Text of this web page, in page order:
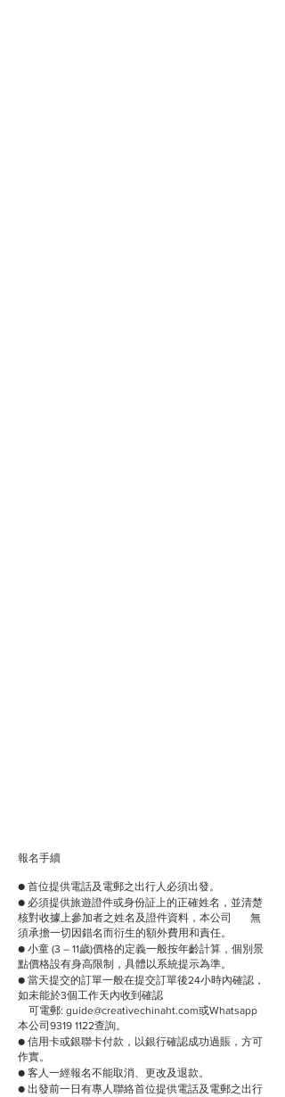
報名手續
● 首位提供電話及電郵之出行人必須出發。
● 必須提供旅遊證件或身份証上的正確姓名，並清楚
核對收據上參加者之姓名及證件資料，本公司 無
須承擔一切因錯名而衍生的額外費用和責任。
● 小童 (3 – 11歲)價格的定義一般按年齡計算，個別景
點價格設有身高限制，具體以系統提示為準。
● 當天提交的訂單一般在提交訂單後24小時內確認，
如未能於3個工作天內收到確認
可電郵: guide@creativechinaht.com或Whatsapp
本公司9319 1122查詢。
● 信用卡或銀聯卡付款，以銀行確認成功過賬，方可
作實。
● 客人一經報名不能取消、更改及退款。
● 出發前一日有專人聯絡首位提供電話及電郵之出行